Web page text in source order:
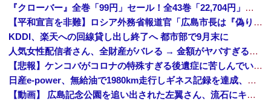
『クローバー』全巻「99円」セール！全43巻「22,704円」→「4,257円」！実写ドラマ化もされたチャンピオンが誇る名作ヤンキー漫画！『ドロ...
【平和宣言を非難】ロシア外務省報道官「広島市長は『偽りの呪文』繰り返している」
KDDI、楽天への回線貸し出し終了へ 都市部で9月末に
人気女性配信者さん、全財産がバレる → 金額がヤバすぎるｗｗｗｗｗｗ
【悲報】ケンコバがコロナの特殊すぎる後遺症に苦しんでいる模様…お前らの周りにもこんな奴いる？
日産e-power、無給油で1980km走行しギネス記録を達成、無駄な発電や送電ロスなくEVよりエコを証明
【動画】 広島記念公園を追い出された左翼さん、流石にキモすぎて炎上